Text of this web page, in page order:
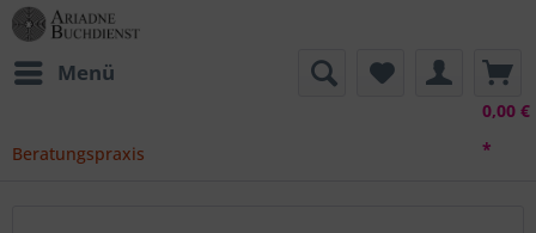
Menü
0,00 €
*
Beratungspraxis